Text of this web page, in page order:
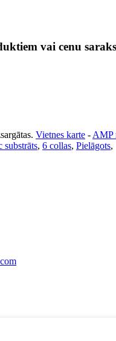
vai cenu
Vietnes karte - AMP
substrāts, 6 collas, Pielāgots,